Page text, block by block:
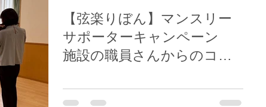
【弦楽りぼん】マンスリー
サポーターキャンペーン
施設の職員さんからのコメ